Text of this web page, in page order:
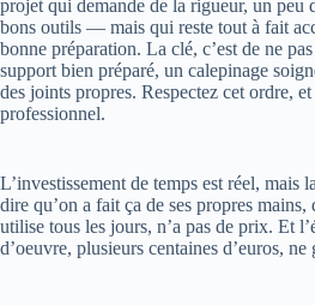
projet qui demande de la rigueur, un peu
bons outils — mais qui reste tout à fait
bonne préparation. La clé, c’est de ne
support bien préparé, un calepinage
des joints propres. Respectez cet ordre, et
professionnel.
L’investissement de temps est réel, mais
dire qu’on a fait ça de ses propres mains,
utilise tous les jours, n’a pas de prix. Et
d’oeuvre, plusieurs centaines d’euros,